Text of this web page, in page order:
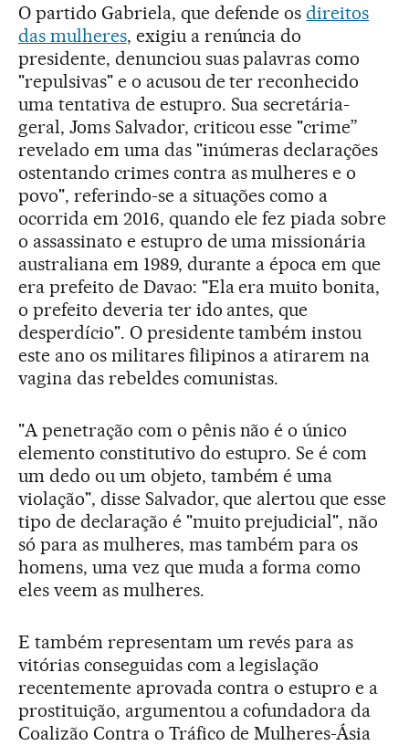
O partido Gabriela, que defende osdireitos
das mulheres, exigiu a renúncia do
presidente, denunciou suas palavras como
"repulsivas" e o acusou de ter reconhecido
uma tentativa de estupro. Sua secretária-
geral, Joms Salvador, criticou esse "crime”
revelado em uma das "inúmeras declarações
ostentando crimes contra as mulheres e o
povo", referindo-se a situações como a
ocorrida em 2016, quando ele fez piada sobre
o assassinato e estupro de uma missionária
australiana em 1989, durante a época em que
era prefeito de Davao: "Ela era muito bonita,
o prefeito deveria ter ido antes, que
desperdício". O presidente também instou
este ano os militares filipinos a atirarem na
vagina das rebeldes comunistas.
"A penetração com o pênis não é o único
elemento constitutivo do estupro. Se é com
um dedo ou um objeto, também é uma
violação", disse Salvador, que alertou que esse
tipo de declaração é "muito prejudicial", não
só para as mulheres, mas também para os
homens, uma vez que muda a forma como
eles veem as mulheres.
E também representam um revés para as
vitórias conseguidas com a legislação
recentemente aprovada contra o estupro e a
prostituição, argumentou a cofundadora da
Coalizão Contra o Tráfico de Mulheres-Ásia